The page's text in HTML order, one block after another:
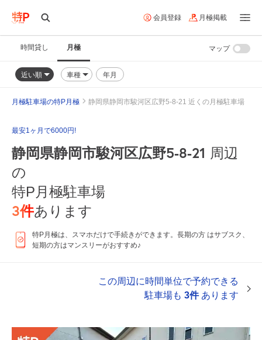
会員登録 月極掲載
時間貸し 月極
近い順 車種 年月
マップ
月極駐車場の特P月極 静岡県静岡市駿河区広野5-8-21 近くの月極駐車場
最安1ヶ月で6000円!
静岡県静岡市駿河区広野5-8-21 周辺
の
特P月極駐車場
3件あります
特P月極は、スマホだけで手続きができます。長期の方 はサブスク、
短期の方はマンスリーがおすすめ♪
この周辺に時間単位で予約できる
駐車場も 3件あります